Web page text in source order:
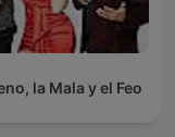
la Mala y el Feo